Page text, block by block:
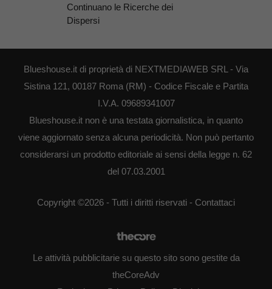
Continuano le Ricerche dei
Dispersi
Blueshouse.it di proprietà di NEXTMEDIAWEB SRL - Via
Sistina 121, 00187 Roma (RM) - Codice Fiscale e Partita
I.V.A. 09689341007
Blueshouse.it non è una testata giornalistica, in quanto
viene aggiornato senza alcuna periodicità. Non può pertanto
considerarsi un prodotto editoriale ai sensi della legge n. 62
del 07.03.2001
Copyright ©2026 - Tutti i diritti riservati - Contattaci
Le attività pubblicitarie su questo sito sono gestite da
theCoreAdv